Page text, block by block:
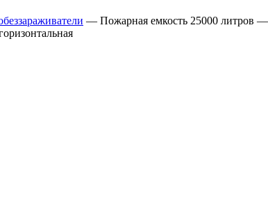
— Пожарная емкость 25000 литров